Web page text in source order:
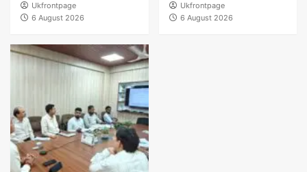
Ukfrontpage
6 August 2026
Ukfrontpage
6 August 2026